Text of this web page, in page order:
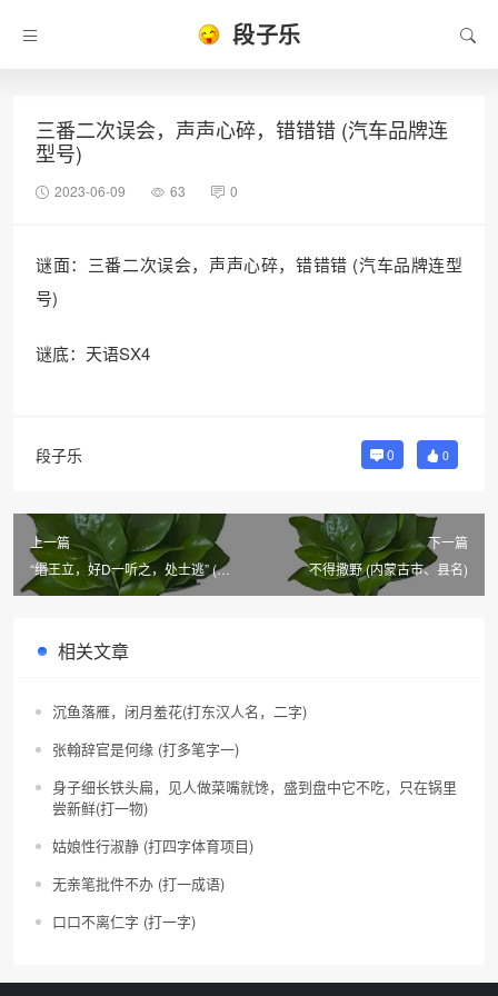
段子乐
三番二次误会，声声心碎，错错错 (汽车品牌连
型号)
2023-06-09 63 0
谜面：三番二次误会，声声心碎，错错错 (汽车品牌连型
号)
谜底：天语SX4
段子乐 0 0
上一篇
“缗王立，好D一听之，处士逃” (5
口)
下一篇
不得撒野 (内蒙古市、县名)
相关文章
沉鱼落雁，闭月羞花(打东汉人名，二字)
张翰辞官是何缘 (打多笔字一)
身子细长铁头扁，见人做菜嘴就馋，盛到盘中它不吃，只在锅里
尝新鲜(打一物)
姑娘性行淑静 (打四字体育项目)
无亲笔批件不办 (打一成语)
口口不离仁字 (打一字)